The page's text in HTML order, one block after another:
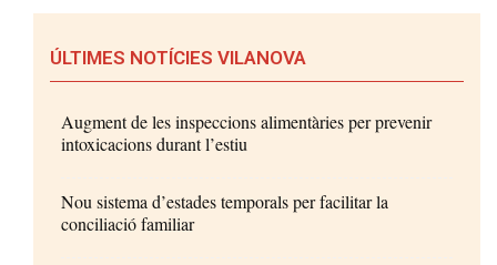
ÚLTIMES NOTÍCIES VILANOVA
Augment de les inspeccions alimentàries per prevenir
intoxicacions durant l’estiu
Nou sistema d’estades temporals per facilitar la
conciliació familiar